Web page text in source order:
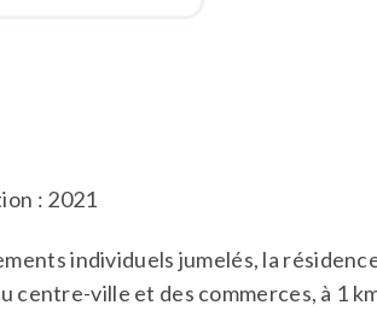
: 2021
individuels jumelés, la
centre-ville et des commerces, à 1